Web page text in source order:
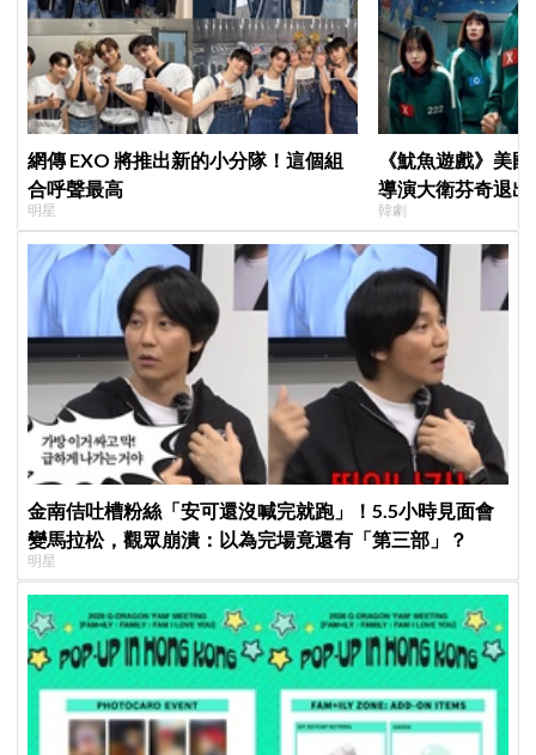
網傳 EXO 將推出新的小分隊！這個組
合呼聲最高
明星
《魷魚遊戲》美
導演大衛芬奇退
聞也破局
韓劇
金南佶吐槽粉絲「安可還沒喊完就跑」！5.5小時見面會
變馬拉松，觀眾崩潰：以為完場竟還有「第三部」？
明星